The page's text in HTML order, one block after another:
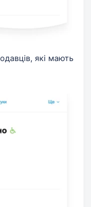
які мають